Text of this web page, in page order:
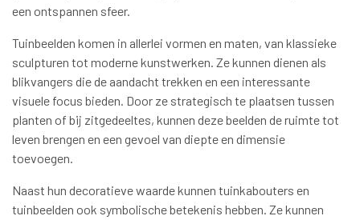
een ontspannen sfeer.
Tuinbeelden komen in allerlei vormen en maten, van klassieke
sculpturen tot moderne kunstwerken. Ze kunnen dienen als
blikvangers die de aandacht trekken en een interessante
visuele focus bieden. Door ze strategisch te plaatsen tussen
planten of bij zitgedeeltes, kunnen deze beelden de ruimte tot
leven brengen en een gevoel van diepte en dimensie
toevoegen.
Naast hun decoratieve waarde kunnen tuinkabouters en
tuinbeelden ook symbolische betekenis hebben. Ze kunnen